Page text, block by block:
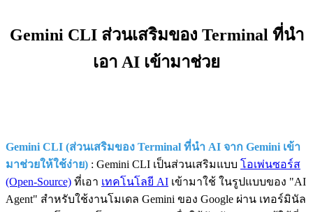
Gemini CLI ส่วนเสริมของ Terminal ที่นำ
เอา AI เข้ามาช่วย
Gemini CLI (ส่วนเสริมของ Terminal ที่นำ AI จาก Gemini เข้า
มาช่วยให้ใช้ง่าย) : Gemini CLI เป็นส่วนเสริมแบบ โอเพ่นซอร์ส
(Open-Source) ที่เอา เทคโนโลยี AI เข้ามาใช้ ในรูปแบบของ "AI
Agent" สำหรับใช้งานโมเดล Gemini ของ Google ผ่าน เทอร์มินัล